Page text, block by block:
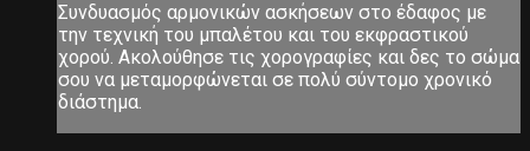
Συνδυασμός αρμονικών ασκήσεων στο έδαφος με
την τεχνική του μπαλέτου και του εκφραστικού
χορού. Ακολούθησε τις χορογραφίες και δες το σώμα
σου να μεταμορφώνεται σε πολύ σύντομο χρονικό
διάστημα.